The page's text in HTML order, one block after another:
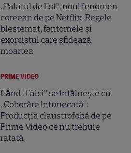
„Palatul de Est”, noul fenomen
coreean de pe Netflix: Regele
blestemat, fantomele și
exorcistul care sfidează
moartea
PRIME VIDEO
Când „Fălci” se întâlnește cu
„Coborâre întunecată”:
Producția claustrofobă de pe
Prime Video ce nu trebuie
ratată